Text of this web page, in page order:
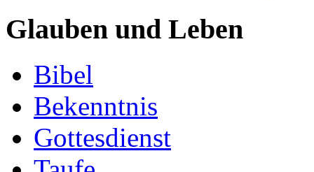
Glauben und Leben
Bibel
Bekenntnis
Gottesdienst